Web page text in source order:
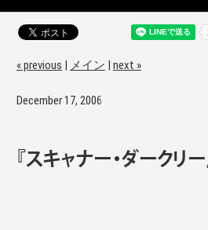
« previous | メイン | next »
December 17, 2006
『スキャナー・ダークリ